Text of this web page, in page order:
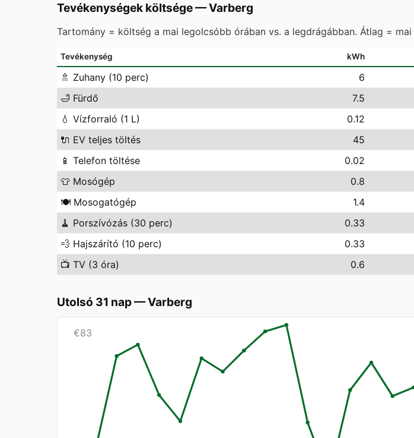
Tevékenységek költsége—Varberg
Tartomány = költség a mai legolcsóbb órában vs. a legdrágábban. Átlag =
Tevékenység kWh
🚿 Zuhany (10 perc) 6
🛁 Fürdő 7.5
💧 Vízforraló (1 L) 0.12
🔌 EV teljes töltés 45
📱 Telefon töltése 0.02
👕 Mosógép 0.8
🍽️ Mosogatógép 1.4
🧹 Porszívózás (30 perc) 0.33
💨 Hajszárító (10 perc) 0.33
📺 TV (3 óra) 0.6
Utolsó 31 nap—Varberg
€83